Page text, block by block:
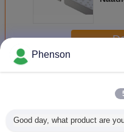
MeerGeleid lineair licht
Phenson
Good day, what product are